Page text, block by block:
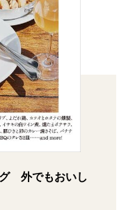
外でもおいし